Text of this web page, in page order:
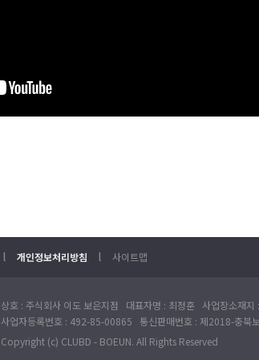
l 개인정보처리방침 l 사이트맵
상호 : 주식회사 이도 보은지점 대표자명 : 최정훈 사업장소재
사업자등록번호 : 492-85-00865 통신판매번호 : 제2018-충
Copyright (c) CLUBD - BOEUN. All Rights Reserved